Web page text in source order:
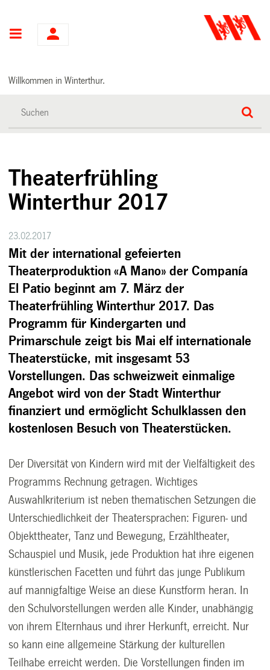
Hauptnavigation
Willkommen in Winterthur.
Theaterfrühling
Winterthur 2017
23.02.2017
Mit der international gefeierten
Theaterproduktion «A Mano» der Companía
El Patio beginnt am 7. März der
Theaterfrühling Winterthur 2017. Das
Programm für Kindergarten und
Primarschule zeigt bis Mai elf internationale
Theaterstücke, mit insgesamt 53
Vorstellungen. Das schweizweit einmalige
Angebot wird von der Stadt Winterthur
finanziert und ermöglicht Schulklassen den
kostenlosen Besuch von Theaterstücken.
Der Diversität von Kindern wird mit der Vielfältigkeit des
Programms Rechnung getragen. Wichtiges
Auswahlkriterium ist neben thematischen Setzungen die
Unterschiedlichkeit der Theatersprachen: Figuren- und
Objekttheater, Tanz und Bewegung, Erzähltheater,
Schauspiel und Musik, jede Produktion hat ihre eigenen
künstlerischen Facetten und führt das junge Publikum
auf mannigfaltige Weise an diese Kunstform heran. In
den Schulvorstellungen werden alle Kinder, unabhängig
von ihrem Elternhaus und ihrer Herkunft, erreicht. Nur
so kann eine allgemeine Stärkung der kulturellen
Teilhabe erreicht werden. Die Vorstellungen finden im